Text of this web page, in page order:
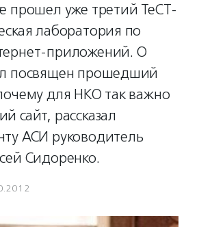
прошел уже третий ТеСТ-
лаборатория по
приложений. О
посвящен прошедший
для НКО так важно
сайт, рассказал
АСИ руководитель
Сидоренко.